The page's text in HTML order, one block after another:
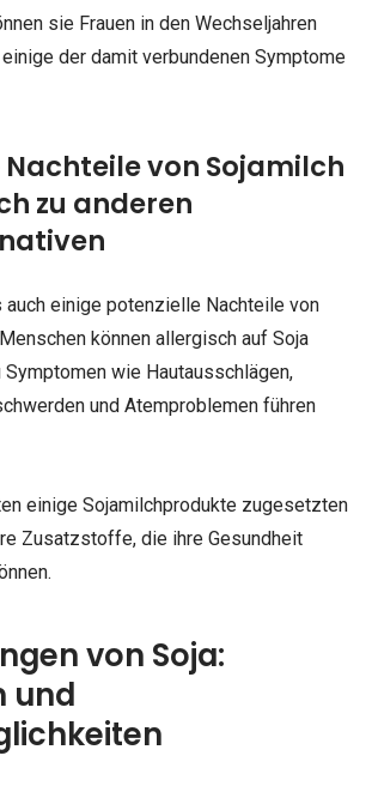
sie Frauen in den Wechseljahren
der damit verbundenen Symptome
Nachteile von Sojamilch
zu anderen
einige potenzielle Nachteile von
können allergisch auf Soja
wie Hautausschlägen,
und Atemproblemen führen
einige Sojamilchprodukte zugesetzten
Zusatzstoffe, die ihre Gesundheit
von Soja:
und